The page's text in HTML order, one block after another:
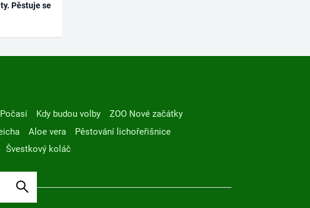
Pěstuje se
Počasí Kdy budou volby
ZOO Nové začátky
Aloe vera
Pěstování lichořeřišnice
Švestkový koláč